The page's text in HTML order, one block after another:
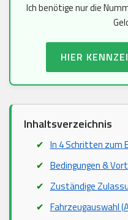
Ich benötige nur die
HIER
Inhaltsverzeichnis
In 4 Schritten zum
Bedingungen &
Zuständige
Fahrzeugauswahl